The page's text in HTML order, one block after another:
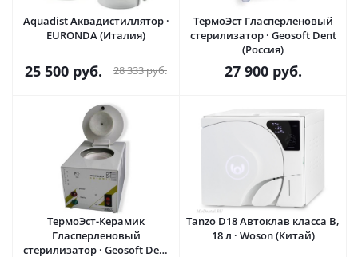
Aquadist Аквадистиллятор ·
EURONDA (Италия)
25 500 руб. 28 333руб.
ТермоЭст Гласперленовый
стерилизатор · Geosoft Dent
(Россия)
27 900руб.
ТермоЭст-Керамик
Гласперленовый
стерилизатор · Geosoft Dent
Tanzo D18 Автоклав класса B,
18 л · Woson (Китай)